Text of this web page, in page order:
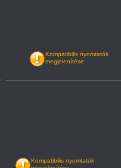
Kompatibilis nyomtatók
megjelenítése
Kompatibilis nyomtatók